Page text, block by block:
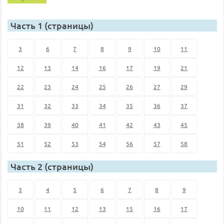
Часть 1 (страницы)
3 6 7 8 9 10 11
12 13 14 16 17 19 21
22 23 24 25 26 27 29
31 32 33 34 35 36 37
38 39 40 41 42 43 45
51 52 53 54 56 57 58
Часть 2 (страницы)
3 4 5 6 7 8 9
10 11 12 13 15 16 17